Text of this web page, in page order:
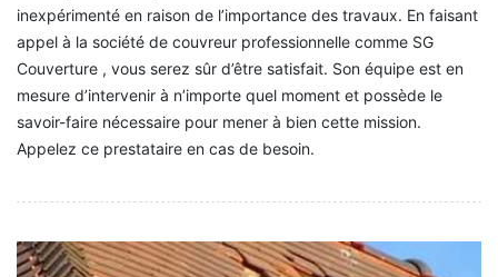
inexpérimenté en raison de l’importance des travaux. En faisant
appel à la société de couvreur professionnelle comme SG
Couverture , vous serez sûr d’être satisfait. Son équipe est en
mesure d’intervenir à n’importe quel moment et possède le
savoir-faire nécessaire pour mener à bien cette mission.
Appelez ce prestataire en cas de besoin.